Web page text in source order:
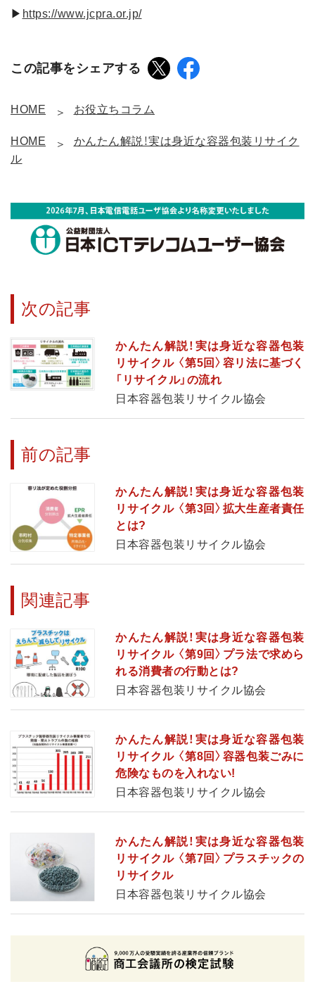
▶ https://www.jcpra.or.jp/
この記事をシェアする
HOME お役立ちコラム
HOME
かんたん解説！実は身近な容器包装リサイク
ル
次の記事
かんたん解説！実は身近な容器包装
リサイクル 〈第5回〉容リ法に基づく
「リサイクル」の流れ
日本容器包装リサイクル協会
前の記事
かんたん解説！実は身近な容器包装
リサイクル 〈第3回〉拡大生産者責任
とは?
日本容器包装リサイクル協会
関連記事
かんたん解説！実は身近な容器包装
リサイクル 〈第9回〉プラ法で求めら
れる消費者の行動とは?
日本容器包装リサイクル協会
かんたん解説！実は身近な容器包装
リサイクル 〈第8回〉容器包装ごみに
危険なものを入れない!
日本容器包装リサイクル協会
かんたん解説！実は身近な容器包装
リサイクル 〈第7回〉プラスチックの
リサイクル
日本容器包装リサイクル協会